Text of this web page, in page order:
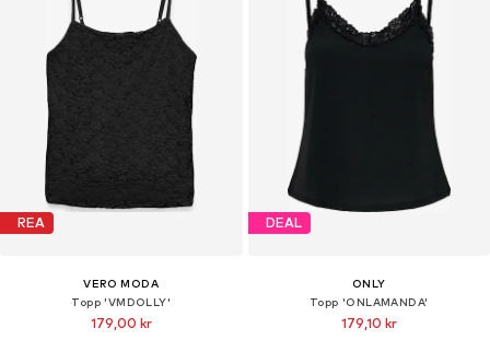
REA
VERO MODA
Topp 'VMDOLLY'
179,00 kr
DEAL
ONLY
Topp 'ONLAMANDA'
179,10 kr